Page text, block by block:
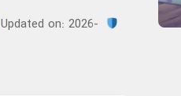
Updated on: 2026-